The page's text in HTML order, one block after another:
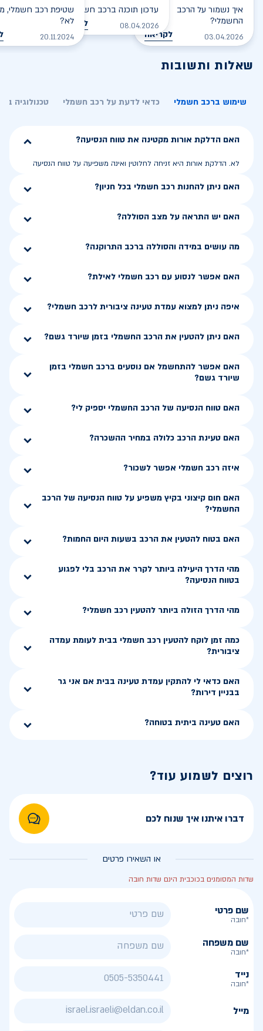
איך נשמור על הרכב
החשמלי?
03.04.2026 לקריאה
עדכון תוכנה ברכב חשמלי
08.04.2026 לקריאה
שטיפת רכב חשמלי,
לא?
20.11.2024
שאלות ותשובות
שימוש ברכב חשמלי כדאי לדעת על רכב חשמלי טכנולוגיה
האם הדלקת אורות מקטינה את טווח הנסיעה?
לא. הדלקת אורות היא זניחה לחלוטין ואינה משפיעה על טווח הנסיעה
האם ניתן להחנות רכב חשמלי בכל חניון?
האם יש התראה על מצב הסוללה?
מה עושים במידה והסוללה ברכב התרוקנה?
האם אפשר לנסוע עם רכב חשמלי לאילת?
איפה ניתן למצוא עמדת טעינה ציבורית לרכב חשמלי?
האם ניתן להטעין את הרכב החשמלי בזמן שיורד גשם?
האם אפשר להתחשמל אם נוסעים ברכב חשמלי בזמן
שיורד גשם?
האם טווח הנסיעה של הרכב החשמלי יספיק לי?
האם טעינת הרכב כלולה במחיר ההשכרה?
איזה רכב חשמלי אפשר לשכור?
האם חום קיצוני בקיץ משפיע על טווח הנסיעה של הרכב
החשמלי?
האם בטוח להטעין את הרכב בשעות היום החמות?
מהי הדרך היעילה ביותר לקרר את הרכב בלי לפגוע
בטווח הנסיעה?
מהי הדרך הזולה ביותר להטעין רכב חשמלי?
כמה זמן לוקח להטעין רכב חשמלי בבית לעומת עמדה
ציבורית?
האם כדאי לי להתקין עמדת טעינה בבית אם אני גר
בבניין דירות?
האם טעינה ביתית בטוחה?
רוצים לשמוע עוד?
דברו איתנו איך שנוח לכם
או השאירו פרטים
שדות המסומנים בכוכבית הינם שדות חובה
שם פרטי
*חובה
שם משפחה
*חובה
נייד
*חובה
מייל